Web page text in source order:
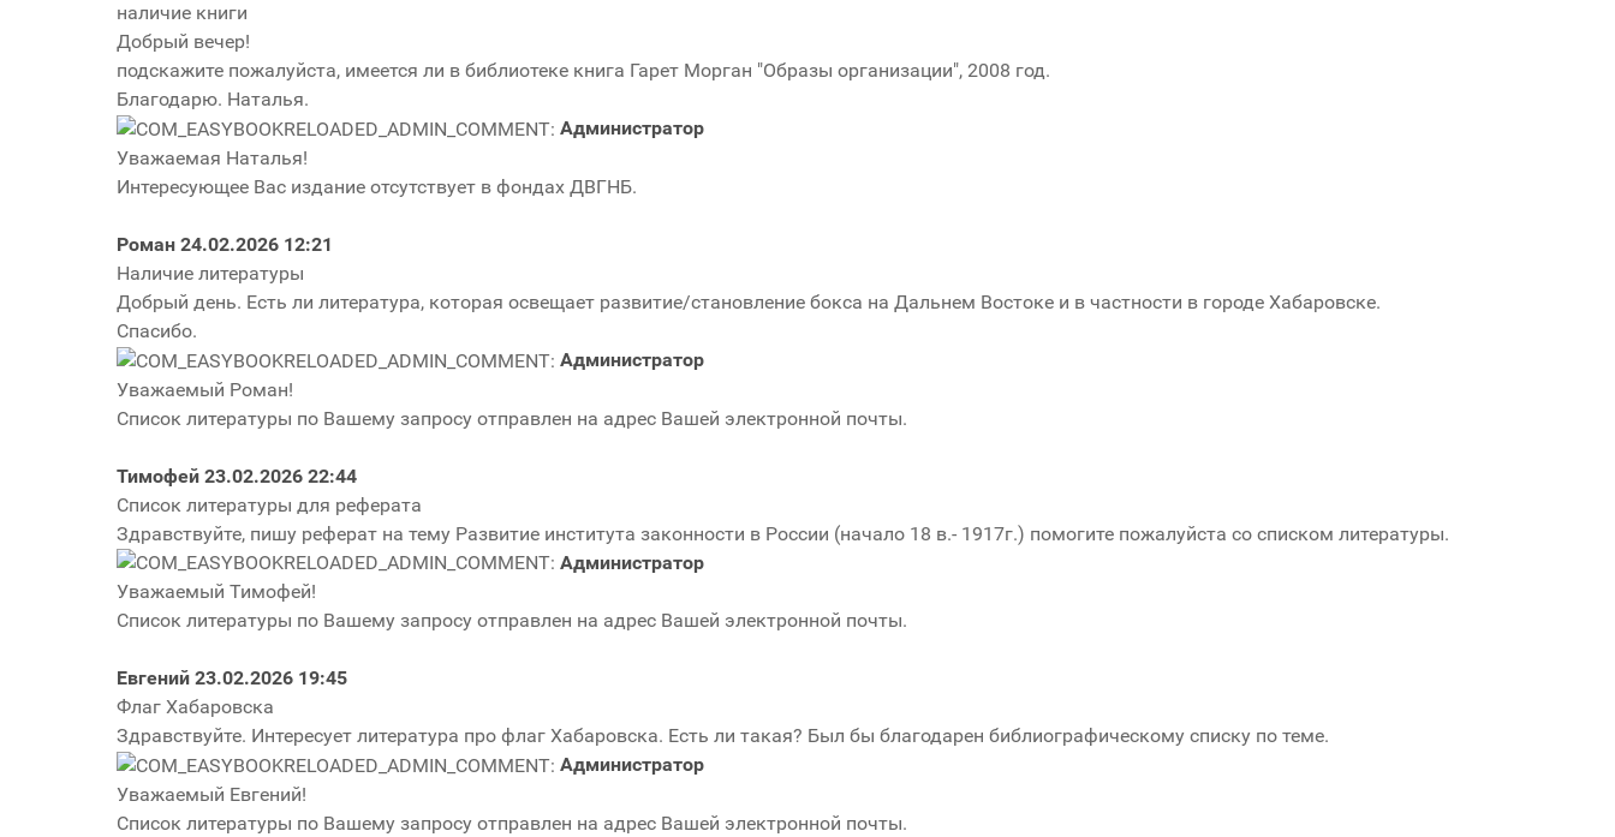
наличие книги
Добрый вечер!
подскажите пожалуйста, имеется ли в библиотеке книга Гарет Морган "Образы организации", 2008 год.
Благодарю. Наталья.
Администратор
Уважаемая Наталья!
Интересующее Вас издание отсутствует в фондах ДВГНБ.
Роман 24.02.2026 12:21
Наличие литературы
Добрый день. Есть ли литература, которая освещает развитие/становление бокса на Дальнем Востоке и в частности в городе Хабаровске.
Спасибо.
Администратор
Уважаемый Роман!
Список литературы по Вашему запросу отправлен на адрес Вашей электронной почты.
Тимофей 23.02.2026 22:44
Список литературы для реферата
Здравствуйте, пишу реферат на тему Развитие института законности в России (начало 18 в.- 1917г.) помогите пожалуйста со списком литературы.
Администратор
Уважаемый Тимофей!
Список литературы по Вашему запросу отправлен на адрес Вашей электронной почты.
Евгений 23.02.2026 19:45
Флаг Хабаровска
Здравствуйте. Интересует литература про флаг Хабаровска. Есть ли такая? Был бы благодарен библиографическому списку по теме.
Администратор
Уважаемый Евгений!
Список литературы по Вашему запросу отправлен на адрес Вашей электронной почты.